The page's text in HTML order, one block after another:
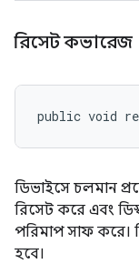
রিসেট কভারেজ
public void
ডিভাইসে চলমান
রিসেট করে এবং
পরিমাপ সাফ করে।
হবে।